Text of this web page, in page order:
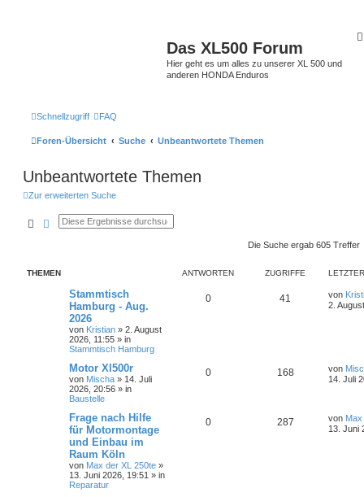
Das XL500 Forum
Hier geht es um alles zu unserer XL 500 und
anderen HONDA Enduros
Schnellzugriff FAQ
Foren-Übersicht Suche Unbeantwortete Themen
Unbeantwortete Themen
Zur erweiterten Suche
SucheErweiterte Suche
Die Suche ergab 605 Treffer
THEMEN ANTWORTEN ZUGRIFFE
Stammtisch
Hamburg - Aug.
2026
von Kristian » 2. August
2026, 11:55 » in
Stammtisch Hamburg
0 41 von
2.
Motor Xl500r
von Mischa » 14. Juli
2026, 20:56 » in
Baustelle
0 168 von
14. Juli
Frage nach Hilfe
für Motormontage
und Einbau im
Raum Köln
von Max der XL 250te »
13. Juni 2026, 19:51 » in
Reparatur
0 287 von
13. Juni